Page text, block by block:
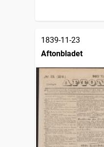
1839-11-23
Aftonbladet